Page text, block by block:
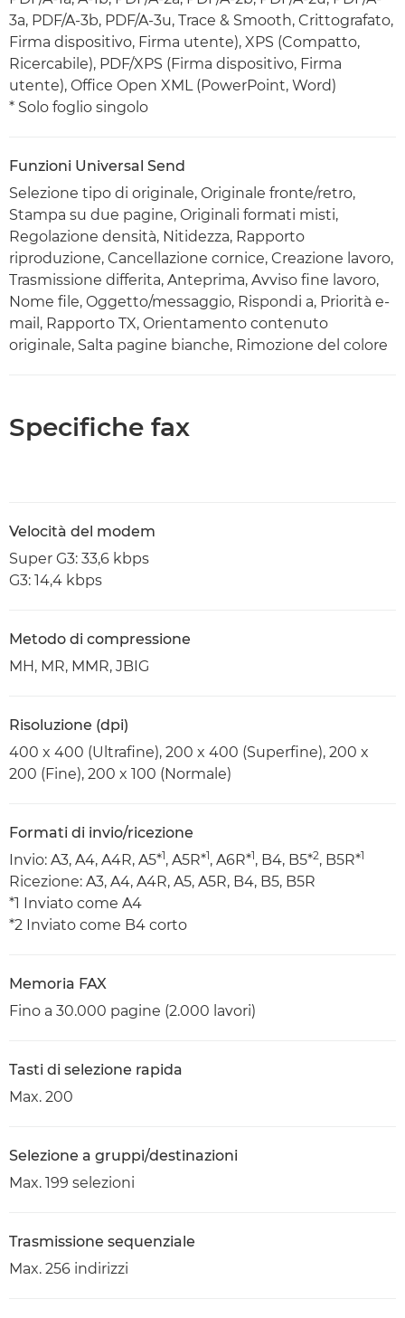
3a, PDF/A-3b, PDF/A-3u, Trace & Smooth, Crittografato,
Firma dispositivo, Firma utente), XPS (Compatto,
Ricercabile), PDF/XPS (Firma dispositivo, Firma
utente), Office Open XML (PowerPoint, Word)
* Solo foglio singolo
Funzioni Universal Send
Selezione tipo di originale, Originale fronte/retro,
Stampa su due pagine, Originali formati misti,
Regolazione densità, Nitidezza, Rapporto
riproduzione, Cancellazione cornice, Creazione lavoro,
Trasmissione differita, Anteprima, Avviso fine lavoro,
Nome file, Oggetto/messaggio, Rispondi a, Priorità e-
mail, Rapporto TX, Orientamento contenuto
originale, Salta pagine bianche, Rimozione del colore
Specifiche fax
Velocità del modem
Super G3: 33,6 kbps
G3: 14,4 kbps
Metodo di compressione
MH, MR, MMR, JBIG
Risoluzione (dpi)
400 x 400 (Ultrafine), 200 x 400 (Superfine), 200 x
200 (Fine), 200 x 100 (Normale)
Formati di invio/ricezione
Invio: A3, A4, A4R, A5*1, A5R*1, A6R*1, B4, B5*2, B5R*1
Ricezione: A3, A4, A4R, A5, A5R, B4, B5, B5R
*1 Inviato come A4
*2 Inviato come B4 corto
Memoria FAX
Fino a 30.000 pagine (2.000 lavori)
Tasti di selezione rapida
Max. 200
Selezione a gruppi/destinazioni
Max. 199 selezioni
Trasmissione sequenziale
Max. 256 indirizzi